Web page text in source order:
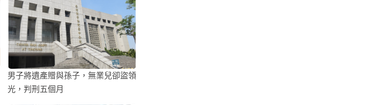
男子將遺產贈與孫子，無業兒卻盜領
光，判刑五個月